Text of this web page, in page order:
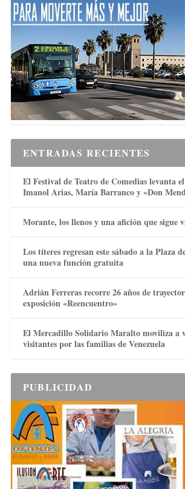
ENTRADAS RECIENTES
El Festival de Teatro de Comedias levanta
Imanol Arias, María Barranco y «Don
Morante, los llenos y una afición que sigue
Los títeres regresan este sábado a la Plaza
una nueva función gratuita
Adrián Ferreras recorre 26 años de
exposición «Reencuentro»
El Mercadillo Solidario Maralto moviliza a
visitantes por las familias de Venezuela
PUBLICIDAD